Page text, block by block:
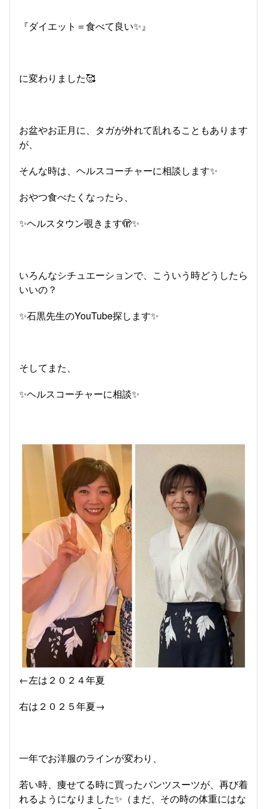
『ダイエット＝食べて良い✨』
に変わりました🥰
お盆やお正月に、タガが外れて乱れることもあります
が、
そんな時は、ヘルスコーチャーに相談します✨
おやつ食べたくなったら、
✨ヘルスタウン覗きます🫣✨
いろんなシチュエーションで、こういう時どうしたら
いいの？
✨石黒先生のYouTube探します✨
そしてまた、
✨ヘルスコーチャーに相談✨
←左は２０２４年夏
右は２０２５年夏→
一年でお洋服のラインが変わり、
若い時、痩せてる時に買ったパンツスーツが、再び着
れるようになりました✨（まだ、その時の体重にはな